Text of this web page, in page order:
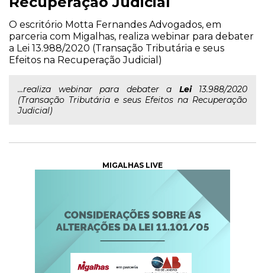
O escritório Motta Fernandes Advogados, em
parceria com Migalhas, realiza webinar para debater
a Lei 13.988/2020 (Transação Tributária e seus
Efeitos na Recuperação Judicial)
...realiza webinar para debater a Lei13.988/2020
(Transação Tributária e seus Efeitos na Recuperação
Judicial)
MIGALHAS LIVE